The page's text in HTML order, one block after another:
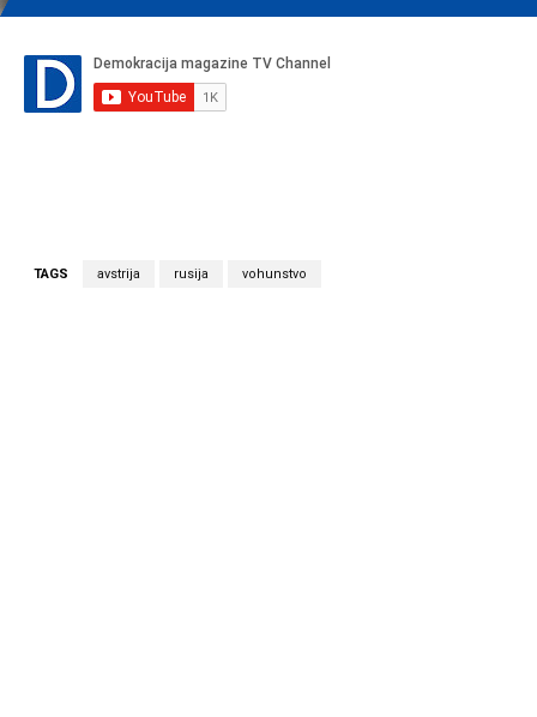
TAGS avstrija rusija vohunstvo